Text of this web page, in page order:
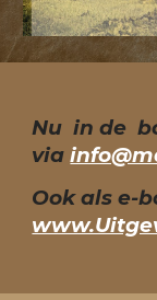
Nu in de
via
Ook als e-